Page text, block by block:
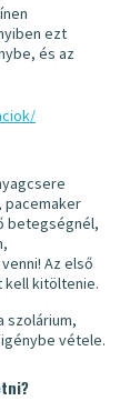
ezt
és az
pacemaker
betegségnél,
Az első
kell kitöltenie.
szolárium,
vétele.